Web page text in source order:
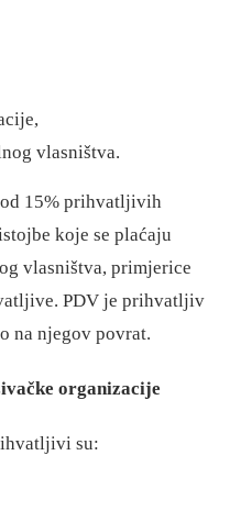
vlasništva.
15% prihvatljivih
koje se plaćaju
vlasništva, primjerice
PDV je prihvatljiv
na njegov povrat.
organizacije
su: